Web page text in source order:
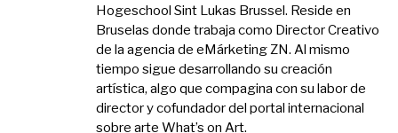
Hogeschool Sint Lukas Brussel. Reside en
Bruselas donde trabaja como Director Creativo
de la agencia de eMárketing ZN. Al mismo
tiempo sigue desarrollando su creación
artística, algo que compagina con su labor de
director y cofundador del portal internacional
sobre arte What’s on Art.